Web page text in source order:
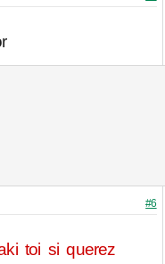
#6
toi si querez